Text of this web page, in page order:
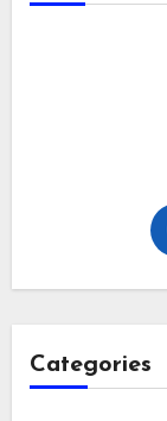
Categories